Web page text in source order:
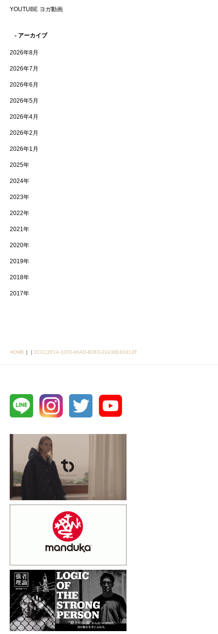
YOUTUBE ヨガ動画
- アーカイブ
2026年8月
2026年7月
2026年6月
2026年5月
2026年4月
2026年2月
2026年1月
2025年
2024年
2023年
2022年
2021年
2020年
2019年
2018年
2017年
HOME ｜ ｜ 2CCC2F14-32F0-46AD-BDF3-22438E80312F